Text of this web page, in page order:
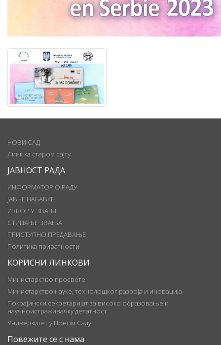
НОВИ САД
Линк ка старом сајту
ЈАВНОСТ РАДА
ИНФОРМАТОР О РАДУ
ЈАВНЕ НАБАВКЕ
ИЗБОР У ЗВАЊЕ
СТИЦАЊЕ ЗВАЊА
ПРИСТУПНО ПРЕДАВАЊЕ
Политика приватности
КОРИСНИ ЛИНКОВИ
Министарство просвете
Министарство науке, технолошког развоја и иновација
Покрајински секретаријат за високо образовање и
научноистраживачку делатност
Универзитет у Новом Саду
Повежите се с нама